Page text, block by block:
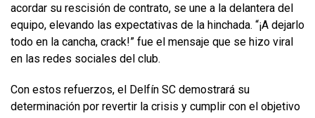
acordar su rescisión de contrato, se une a la delantera del
equipo, elevando las expectativas de la hinchada. “¡A dejarlo
todo en la cancha, crack!” fue el mensaje que se hizo viral
en las redes sociales del club.
Con estos refuerzos, el Delfín SC demostrará su
determinación por revertir la crisis y cumplir con el objetivo